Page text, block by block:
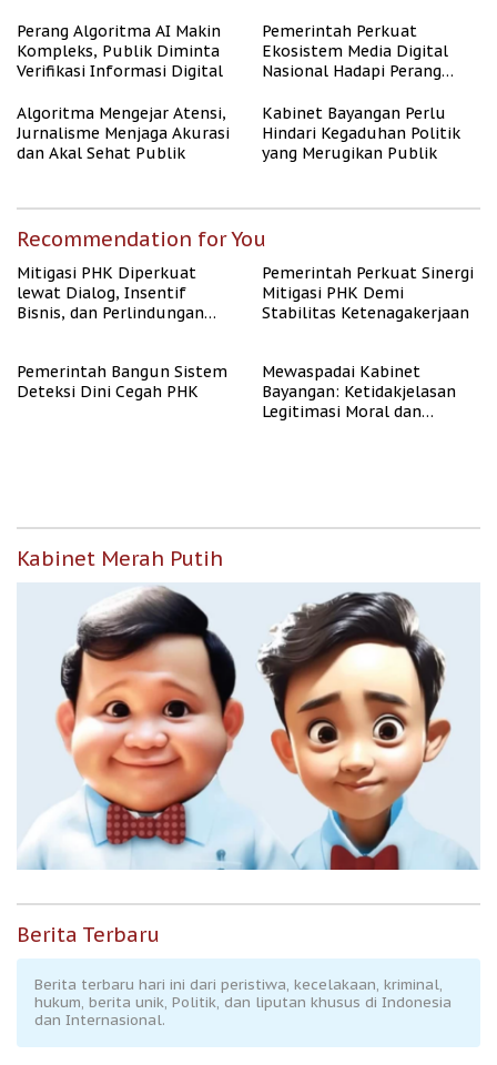
Berpenghasilan Rendah
Perang Algoritma AI Makin
Kompleks, Publik Diminta
Verifikasi Informasi Digital
Pemerintah Perkuat
Ekosistem Media Digital
Nasional Hadapi Perang
Algoritma Mengejar Atensi,
Jurnalisme Menjaga Akurasi
dan Akal Sehat Publik
Kabinet Bayangan Perlu
Hindari Kegaduhan Politik
yang Merugikan Publik
Recommendation for You
Mitigasi PHK Diperkuat
lewat Dialog, Insentif
Bisnis, dan Perlindungan
Pemerintah Perkuat Sinergi
Mitigasi PHK Demi
Stabilitas Ketenagakerjaan
Pemerintah Bangun Sistem
Deteksi Dini Cegah PHK
Mewaspadai Kabinet
Bayangan: Ketidakjelasan
Legitimasi Moral dan
Kabinet Merah Putih
Berita Terbaru
Berita terbaru hari ini dari peristiwa, kecelakaan, kriminal,
hukum, berita unik, Politik, dan liputan khusus di Indonesia
dan Internasional.